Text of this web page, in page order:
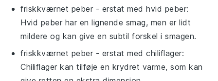
friskkværnet peber - erstat medhvid peber:
Hvid peber har en lignende smag, men er lidt
mildere og kan give en subtil forskel i smagen.
friskkværnet peber - erstat medchiliflager:
Chiliflager kan tilføje en krydret varme, som kan